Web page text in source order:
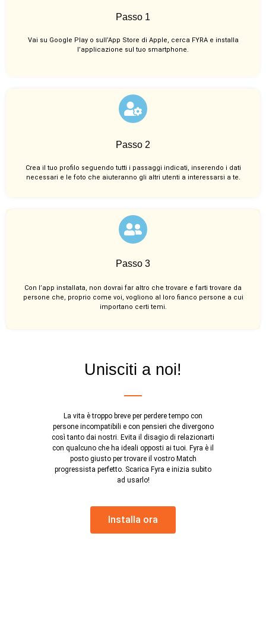
Passo 1
Vai su Google Play o sull’App Store di Apple, cerca FYRA e installa
l’applicazione sul tuo smartphone.
Passo 2
Crea il tuo profilo seguendo tutti i passaggi indicati, inserendo i dati
necessari e le foto che aiuteranno gli altri utenti a interessarsi a te.
Passo 3
Con l’app installata, non dovrai far altro che trovare e farti trovare da
persone che, proprio come voi, vogliono al loro fianco persone a cui
importano certi temi.
Unisciti a noi!
La vita è troppo breve per perdere tempo con
persone incompatibili e con pensieri che divergono
così tanto dai nostri. Evita il disagio di relazionarti
con qualcuno che ha ideali opposti ai tuoi. Fyra è il
posto giusto per trovare il vostro Match
progressista perfetto. Scarica Fyra e inizia subito
ad usarlo!
Installa ora